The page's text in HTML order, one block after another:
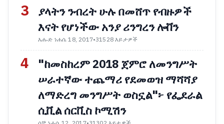
3
ያላትን ንብረት ሁሉ በመሸጥ የብዙዎች
እናት የሆነችው አንያ ሪንግረን ሎቨን
እሑድ ነሐሴ 18, 2017•31528 እይታዎች
4
"ከመስከረም 2018 ጀምሮ ለመንግሥት
ሠራተኛው ተጨማሪ የደመወዝ ማሻሻያ
ለማድረግ መንግሥት ወስኗል"፦ የፌደራል
ሲቪል ሰርቪስ ኮሚሽን